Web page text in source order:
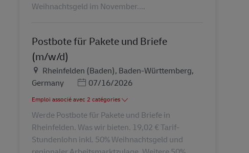
Weihnachtsgeld im November....
Postbote für Pakete und Briefe
(m/w/d)
LieuRheinfelden (Baden), Baden-Württemberg,
Germany
Posted Date
07/16/2026
Emploi associé avec 2 catégories
Werde Postbote für Pakete und Briefe in
Rheinfelden. Was wir bieten. 19,02 € Tarif-
Stundenlohn inkl. 50% Weihnachtsgeld und